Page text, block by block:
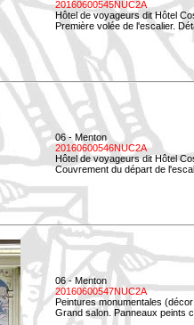
20160600545NUC2A
Hôtel de voyageurs dit Hôtel
Première volée de l'escalier.
06 - Menton
20160600546NUC2A
Hôtel de voyageurs dit Hôtel
Couvrement du départ de
06 - Menton
20160600547NUC2A
Peintures monumentales
Grand salon. Panneaux peints